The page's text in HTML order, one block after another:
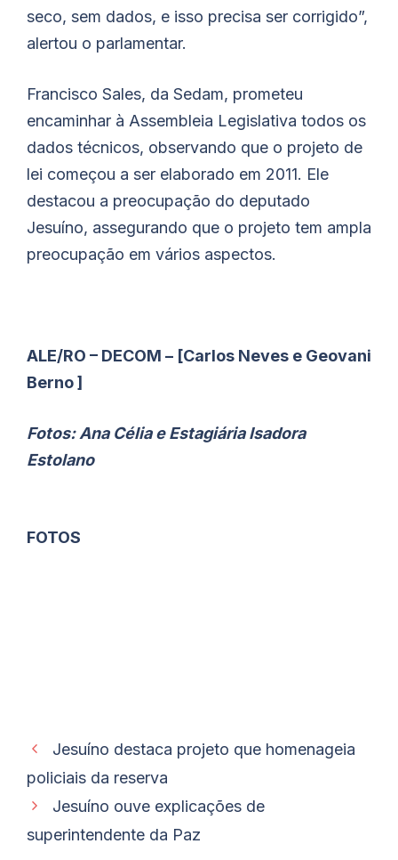
seco, sem dados, e isso precisa ser corrigido”,
alertou o parlamentar.
Francisco Sales, da Sedam, prometeu
encaminhar à Assembleia Legislativa todos os
dados técnicos, observando que o projeto de
lei começou a ser elaborado em 2011. Ele
destacou a preocupação do deputado
Jesuíno, assegurando que o projeto tem ampla
preocupação em vários aspectos.
ALE/RO – DECOM – [Carlos Neves e Geovani
Berno ]
Fotos: Ana Célia e Estagiária Isadora
Estolano
FOTOS
Jesuíno destaca projeto que homenageia
policiais da reserva
Jesuíno ouve explicações de
superintendente da Paz